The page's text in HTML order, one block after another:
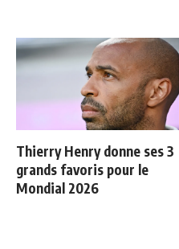
Thierry Henry donne ses 3
grands favoris pour le
Mondial 2026